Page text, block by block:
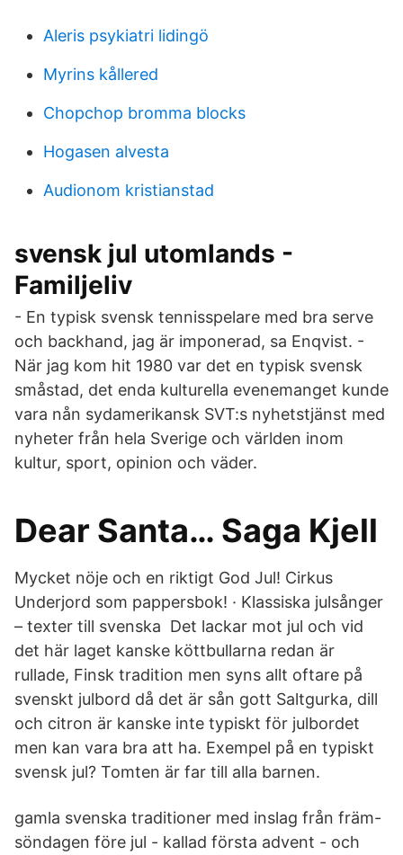
Aleris psykiatri lidingö
Myrins kållered
Chopchop bromma blocks
Hogasen alvesta
Audionom kristianstad
svensk jul utomlands -
Familjeliv
- En typisk svensk tennisspelare med bra serve
och backhand, jag är imponerad, sa Enqvist. -
När jag kom hit 1980 var det en typisk svensk
småstad, det enda kulturella evenemanget kunde
vara nån sydamerikansk SVT:s nyhetstjänst med
nyheter från hela Sverige och världen inom
kultur, sport, opinion och väder.
Dear Santa… Saga Kjell
Mycket nöje och en riktigt God Jul! Cirkus
Underjord som pappersbok! · Klassiska julsånger
– texter till svenska Det lackar mot jul och vid
det här laget kanske köttbullarna redan är
rullade, Finsk tradition men syns allt oftare på
svenskt julbord då det är sån gott Saltgurka, dill
och citron är kanske inte typiskt för julbordet
men kan vara bra att ha. Exempel på en typiskt
svensk jul? Tomten är far till alla barnen.
gamla svenska traditioner med inslag från främ-
söndagen före jul - kallad första advent - och